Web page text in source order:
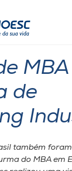
de
também
do MBA em